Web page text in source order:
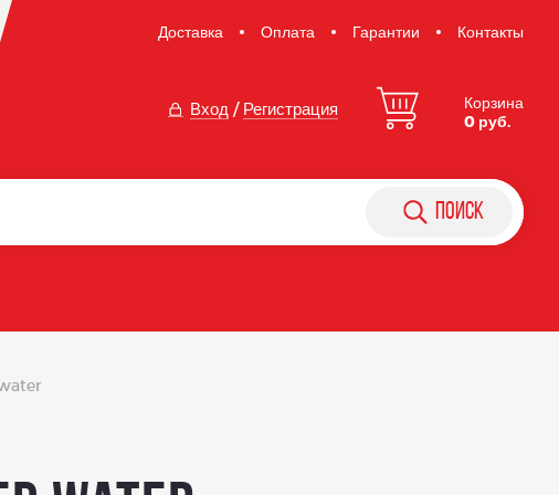
Доставка Оплата Гарантии Контакты
Вход / Регистрация
Корзина
0 руб.
поиск